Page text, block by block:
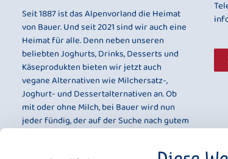
Seit 1887 ist das Alpenvorland die Heimat
von Bauer. Und seit 2021 sind wir auch eine
Heimat für alle. Denn neben unseren
beliebten Joghurts, Drinks, Desserts und
Käseprodukten bieten wir jetzt auch
vegane Alternativen wie Milchersatz-,
Joghurt- und Dessertalternativen an. Ob
mit oder ohne Milch, bei Bauer wird nun
jeder fündig, der auf der Suche nach gutem